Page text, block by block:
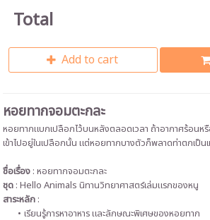
Total
Add to cart
หอยทากจอมตะกละ
หอยทากแบกเปลือกไว้บนหลังตลอดเวลา ถ้าอากาศร้อน
เข้าไปอยู่ในเปลือกนั้น แต่หอยทากบางตัวก็พลาดท่าตกเป็
ชื่อเรื่อง : หอยทากจอมตะกละ
ชุด : Hello Animals นิทานวิทยาศาสตร์เล่มแรกของหนู
สาระหลัก :
เรียนรู้การหาอาหาร และลักษณะพิเศษของหอยทาก